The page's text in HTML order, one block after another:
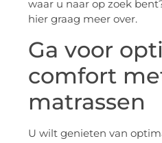
waar u naar op zoek
hier graag meer over.
Ga voor
comfort
matrassen
U wilt genieten van